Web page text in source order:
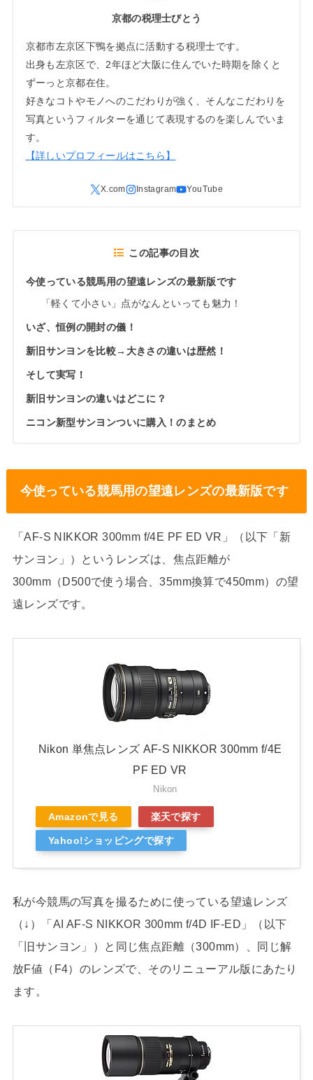
京都の税理士びとう
京都市左京区下鴨を拠点に活動する税理士です。
出身も左京区で、2年ほど大阪に住んでいた時期を除くと
ずーっと京都在住。
好きなコトやモノへのこだわりが強く、そんなこだわりを
写真というフィルターを通じて表現するのを楽しんでいま
す。
【詳しいプロフィールはこちら】
この記事の目次
今使っている競馬用の望遠レンズの最新版です
「軽くて小さい」点がなんといっても魅力！
いざ、恒例の開封の儀！
新旧サンヨンを比較→大きさの違いは歴然！
そして実写！
新旧サンヨンの違いはどこに？
ニコン新型サンヨンついに購入！のまとめ
今使っている競馬用の望遠レンズの最新版です
「AF-S NIKKOR 300mm f/4E PF ED VR」（以下「新
サンヨン」）というレンズは、焦点距離が
300mm（D500で使う場合、35mm換算で450mm）の望
遠レンズです。
Nikon 単焦点レンズ AF-S NIKKOR 300mm f/4E
PF ED VR
Nikon
Amazonで見る 楽天で探す
Yahoo!ショッピングで探す
私が今競馬の写真を撮るために使っている望遠レンズ
（↓）「AI AF-S NIKKOR 300mm f/4D IF-ED」（以下
「旧サンヨン」）と同じ焦点距離（300mm）、同じ解
放F値（F4）のレンズで、そのリニューアル版にあたり
ます。